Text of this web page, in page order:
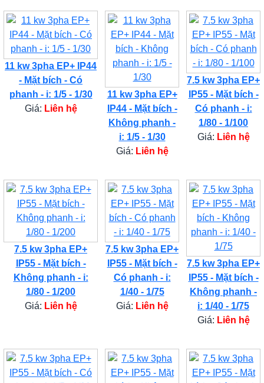
11 kw 3pha EP+ IP44
- Mặt bích - Có
phanh - i: 1/5 - 1/30
Giá: Liên hệ
11 kw 3pha EP+
IP44 - Mặt bích -
Không phanh -
i: 1/5 - 1/30
Giá: Liên hệ
7.5 kw 3pha EP+
IP55 - Mặt bích -
Có phanh - i:
1/80 - 1/100
Giá: Liên hệ
7.5 kw 3pha EP+
IP55 - Mặt bích -
Không phanh - i:
1/80 - 1/200
Giá: Liên hệ
7.5 kw 3pha EP+
IP55 - Mặt bích -
Có phanh - i:
1/40 - 1/75
Giá: Liên hệ
7.5 kw 3pha EP+
IP55 - Mặt bích -
Không phanh -
i: 1/40 - 1/75
Giá: Liên hệ